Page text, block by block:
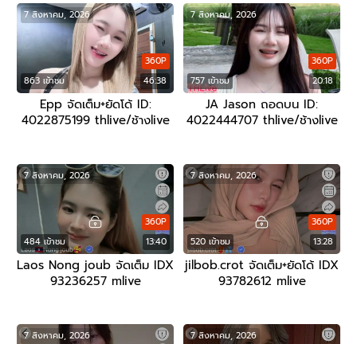
863 เข้าชม 46:38
360P
7 สิงหาคม, 2026
Epp จัดเต็ม+ยัดโด้ ID:
4022875199 thlive/ช้างlive
757 เข้าชม 20:18
360P
7 สิงหาคม, 2026
JA Jason ถอดบน ID:
4022444707 thlive/ช้างlive
484 เข้าชม 13:40
360P
7 สิงหาคม, 2026
Laos Nong joub จัดเต็ม IDX
93236257 mlive
520 เข้าชม 13:28
360P
7 สิงหาคม, 2026
jilbob.crot จัดเต็ม+ยัดโด้ IDX
93782612 mlive
7 สิงหาคม, 2026 7 สิงหาคม, 2026